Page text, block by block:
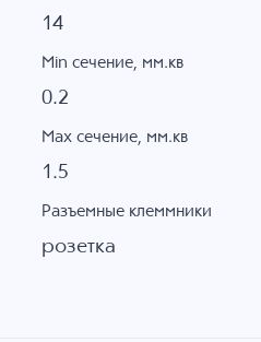
14
Min сечение, мм.кв
0.2
Max сечение, мм.кв
1.5
Разъемные клеммники
розетка